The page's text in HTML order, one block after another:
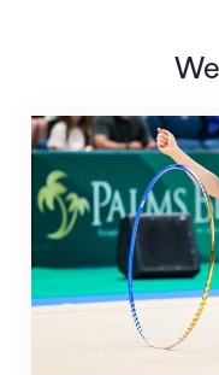
Nächster Halt: